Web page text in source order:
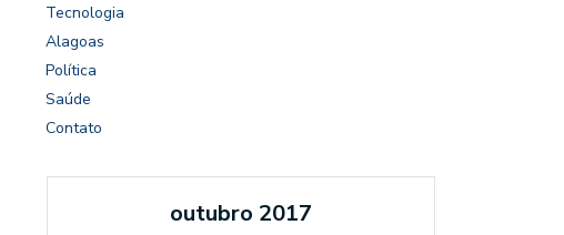
Tecnologia
Alagoas
Política
Saúde
Contato
outubro 2017